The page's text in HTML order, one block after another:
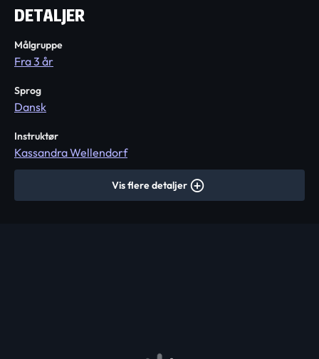
DETALJER
Målgruppe
Fra 3 år
Sprog
Dansk
Instruktør
Kassandra Wellendorf
Vis flere detaljer